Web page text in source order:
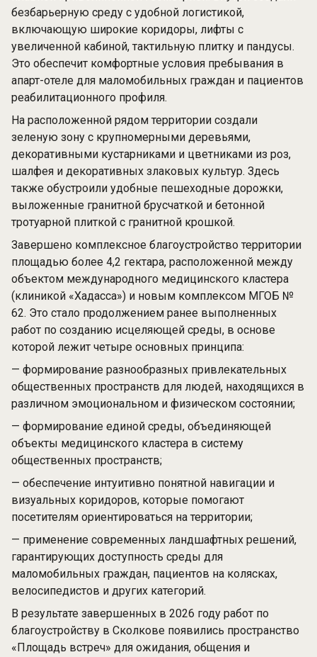
безбарьерную среду с удобной логистикой,
включающую широкие коридоры, лифты с
увеличенной кабиной, тактильную плитку и пандусы.
Это обеспечит комфортные условия пребывания в
апарт-отеле для маломобильных граждан и пациентов
реабилитационного профиля.
На расположенной рядом территории создали
зеленую зону с крупномерными деревьями,
декоративными кустарниками и цветниками из роз,
шалфея и декоративных злаковых культур. Здесь
также обустроили удобные пешеходные дорожки,
выложенные гранитной брусчаткой и бетонной
тротуарной плиткой с гранитной крошкой.
Завершено комплексное благоустройство территории
площадью более 4,2 гектара, расположенной между
объектом международного медицинского кластера
(клиникой «Хадасса») и новым комплексом МГОБ №
62. Это стало продолжением ранее выполненных
работ по созданию исцеляющей среды, в основе
которой лежит четыре основных принципа:
— формирование разнообразных привлекательных
общественных пространств для людей, находящихся в
различном эмоциональном и физическом состоянии;
— формирование единой среды, объединяющей
объекты медицинского кластера в систему
общественных пространств;
— обеспечение интуитивно понятной навигации и
визуальных коридоров, которые помогают
посетителям ориентироваться на территории;
— применение современных ландшафтных решений,
гарантирующих доступность среды для
маломобильных граждан, пациентов на колясках,
велосипедистов и других категорий.
В результате завершенных в 2026 году работ по
благоустройству в Сколкове появились пространство
«Площадь встреч» для ожидания, общения и